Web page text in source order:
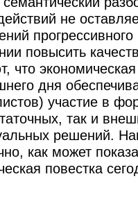
не
повысить
что
дня
участие в
так и
решений.
как может
повестка